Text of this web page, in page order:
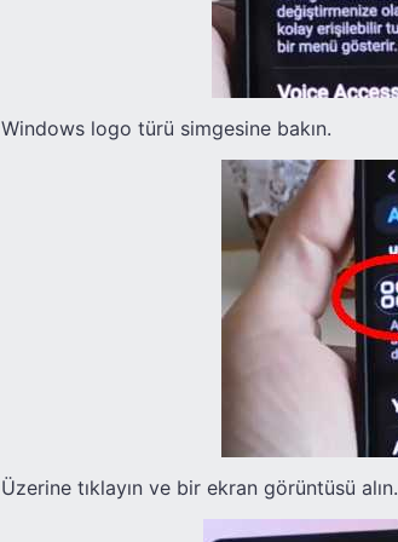
Windows logo türü simgesine bakın.
Üzerine tıklayın ve bir ekran görüntüsü alın.